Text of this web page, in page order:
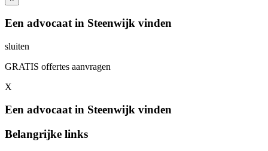
Een advocaat in Steenwijk vinden
sluiten
GRATIS offertes aanvragen
X
Een advocaat in Steenwijk vinden
Belangrijke links